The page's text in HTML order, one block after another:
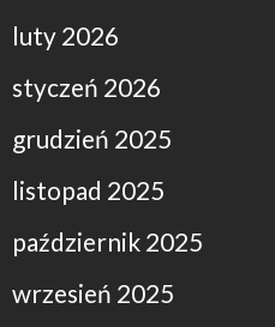
luty 2026
styczeń 2026
grudzień 2025
listopad 2025
październik 2025
wrzesień 2025